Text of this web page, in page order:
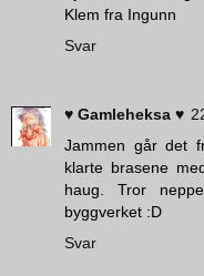
Klem fra Ingunn
Svar
♥ Gamleheksa ♥
Jammen går det
klarte brasene
haug. Tror
byggverket :D
Svar